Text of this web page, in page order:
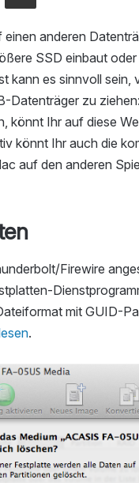
anderen
SSD einbaut
kann es sinnvoll sein,
Datenträger zu
könnt Ihr auf diese
könnt Ihr auch die
auf den anderen
Firewire
mit GUID-
.